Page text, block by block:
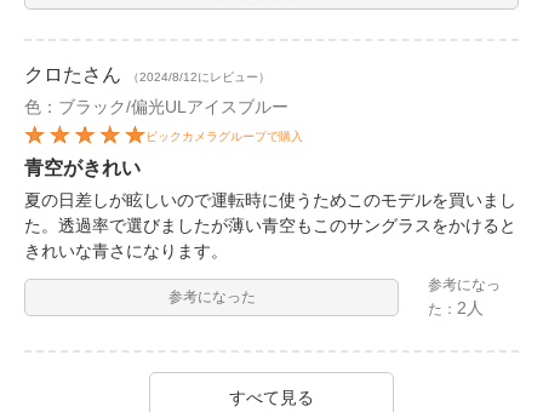
クロた さん （2024/8/12にレビュー）
色：ブラック/偏光ULアイスブルー
ビックカメラグループで購入
青空がきれい
夏の日差しが眩しいので運転時に使うためこのモデルを買いまし
た。透過率で選びましたが薄い青空もこのサングラスをかけると
きれいな青さになります。
参考になった
参考になっ
た：2人
すべて見る